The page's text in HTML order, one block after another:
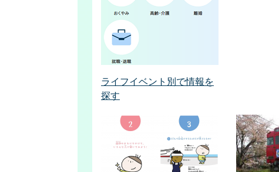
ライフイベント別で情報を
探す